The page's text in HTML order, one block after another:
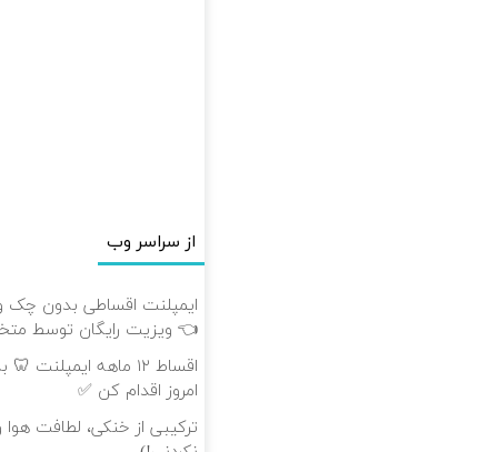
از سراسر وب
👈 ویزیت رایگان توسط
اقساط ۱۲ ماهه
امروز اقدام کن ✅
ترکیبی از خنکی، لطافت